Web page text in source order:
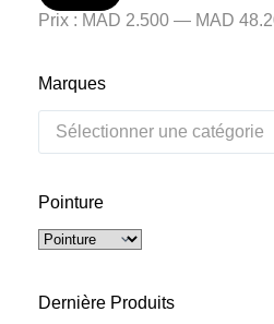
Prix : MAD 2.500 — MAD
Marques
Sélectionner une catégorie
Pointure
Dernière Produits